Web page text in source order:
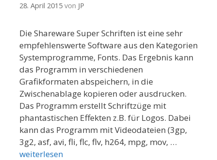
28. April 2015 von JP
Die Shareware Super Schriften ist eine sehr
empfehlenswerte Software aus den Kategorien
Systemprogramme, Fonts. Das Ergebnis kann
das Programm in verschiedenen
Grafikformaten abspeichern, in die
Zwischenablage kopieren oder ausdrucken.
Das Programm erstellt Schriftzüge mit
phantastischen Effekten z.B. für Logos. Dabei
kann das Programm mit Videodateien (3gp,
3g2, asf, avi, fli, flc, flv, h264, mpg, mov, …
weiterlesen